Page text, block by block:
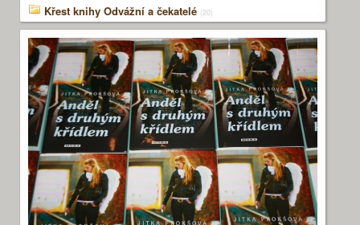
Křest knihy Odvážní a čekatelé (20)